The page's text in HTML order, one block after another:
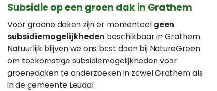
Subsidie op een groen dak in Grathem
Voor groene daken zijn er momenteel geen
subsidiemogelijkheden beschikbaar in Grathem.
Natuurlijk blijven we ons best doen bij NatureGreen
om toekomstige subsidiemogelijkheden voor
groenedaken te onderzoeken in zowel Grathem als
in de gemeente Leudal.